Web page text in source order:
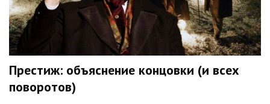
Престиж: объяснение концовки (и всех
поворотов)